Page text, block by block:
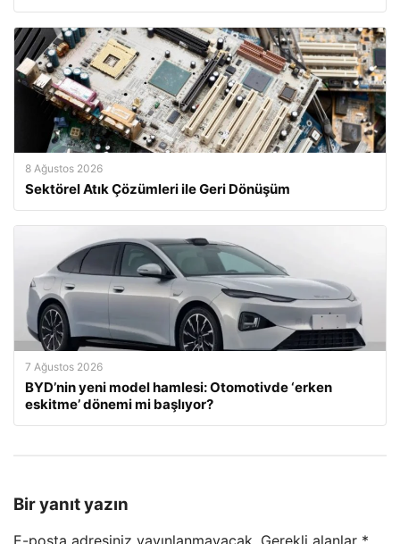
8 Ağustos 2026
Sektörel Atık Çözümleri ile Geri Dönüşüm
7 Ağustos 2026
BYD’nin yeni model hamlesi: Otomotivde ‘erken
eskitme’ dönemi mi başlıyor?
Bir yanıt yazın